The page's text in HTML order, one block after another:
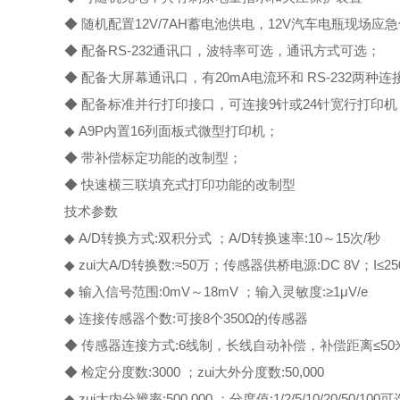
◆ 随机配置12V/7AH蓄电池供电，12V汽车电瓶现场应急
◆ 配备RS-232通讯口，波特率可选，通讯方式可选；
◆ 配备大屏幕通讯口，有20mA电流环和 RS-232两种连
◆ 配备标准并行打印接口，可连接9针或24针宽行打印机
◆ A9P内置16列面板式微型打印机；
◆ 带补偿标定功能的改制型；
◆ 快速横三联填充式打印功能的改制型
技术参数
◆ A/D转换方式:双积分式 ；A/D转换速率:10～15次/秒
◆ zui大A/D转换数:≈50万；传感器供桥电源:DC 8V；
◆ 输入信号范围:0mV～18mV ；输入灵敏度:≥1μV/e
◆ 连接传感器个数:可接8个350Ω的传感器
◆ 传感器连接方式:6线制，长线自动补偿，补偿距离≤50
◆ 检定分度数:3000 ；zui大外分度数:50,000